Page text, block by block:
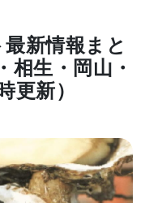
ント情報募集
ー
最新情報まと
相生・岡山・
更新）